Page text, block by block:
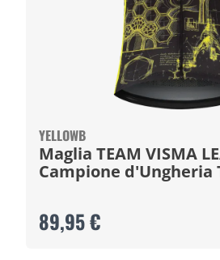
YELLOWB
Maglia TEAM VISMA
Campione d'Ungheria
89,95 €